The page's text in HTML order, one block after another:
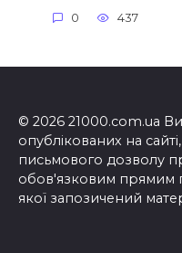
0 437
© 2026 21000.com.ua
опублікованих на
письмового дозволу
обов'язковим прямим
якої запозичений